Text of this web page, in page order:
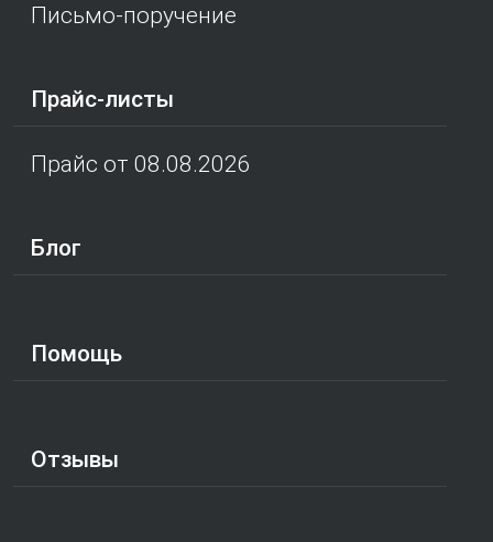
Письмо-поручение
Прайс-листы
Прайс от 08.08.2026
Блог
Помощь
Отзывы